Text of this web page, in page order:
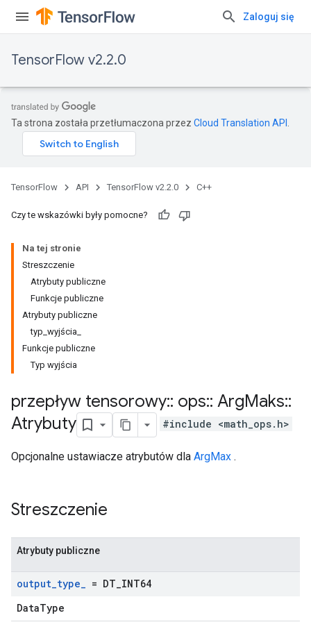
Zaloguj się
TensorFlow v2.2.0
Ta strona została przetłumaczona przez Cloud Translation API
TensorFlow API TensorFlow v2.2.0 C++
Czy te wskazówki były pomocne?
Na tej stronie
Streszczenie
Atrybuty publiczne
Funkcje publiczne
Atrybuty publiczne
typ_wyjścia_
Funkcje publiczne
Typ wyjścia
przepływ tensorowy:: ops:: ArgMaks::
Atrybuty
#include <math_ops.h>
Opcjonalne ustawiacze atrybutów dla ArgMax .
Streszczenie
Atrybuty publiczne
output_type_ = DT INT64
DataType